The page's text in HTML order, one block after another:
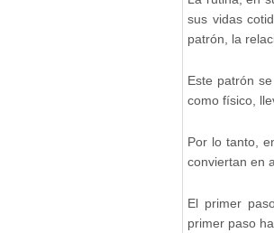
sus vidas
patrón, la
Este patrón
como físico,
Por lo tanto,
conviertan en
El primer
primer paso